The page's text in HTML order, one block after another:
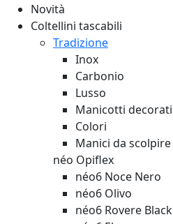
Novità
Coltellini tascabili
Tradizione
Inox
Carbonio
Lusso
Manicotti decorati
Colori
Manici da scolpire
néo Opiflex
néo6 Noce Nero
néo6 Olivo
néo6 Rovere Black